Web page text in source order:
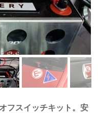
フスイッチキット。安